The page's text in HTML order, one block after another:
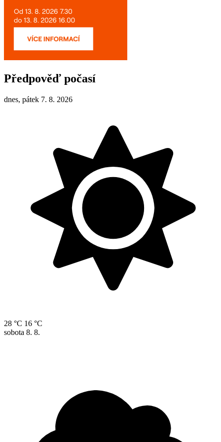
Předpověď počasí
dnes, pátek 7. 8. 2026
28 °C 16 °C
sobota 8. 8.